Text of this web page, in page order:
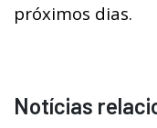
próximos dias.
Notícias